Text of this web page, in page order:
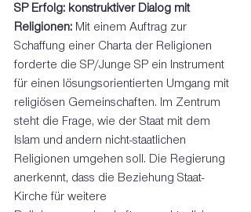
SP Erfolg: konstruktiver Dialog mit
Religionen: Mit einem Auftrag zur
Schaffung einer Charta der Religionen
forderte die SP/Junge SP ein Instrument
für einen lösungsorientierten Umgang mit
religiösen Gemeinschaften. Im Zentrum
steht die Frage, wie der Staat mit dem
Islam und andern nicht-staatlichen
Religionen umgehen soll. Die Regierung
anerkennt, dass die Beziehung Staat-
Kirche für weitere